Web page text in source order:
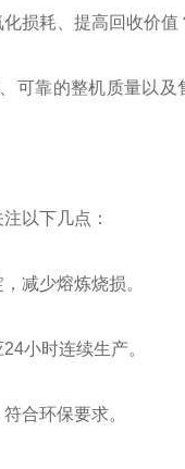
损耗、提高回收价
可靠的整机质量以
以下几点：
减少熔炼烧损。
小时连续生产。
合环保要求。